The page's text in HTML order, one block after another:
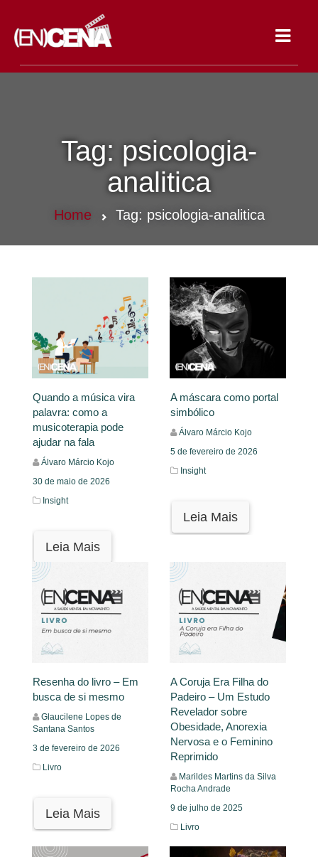
Tag: psicologia-
analitica
Home Tag: psicologia-analitica
Quando a música vira
palavra: como a
musicoterapia pode
ajudar na fala
Álvaro Márcio Kojo
30 de maio de 2026
Insight
Leia Mais
A máscara como portal
simbólico
Álvaro Márcio Kojo
5 de fevereiro de 2026
Insight
Leia Mais
Resenha do livro – Em
busca de si mesmo
Glaucilene Lopes de
Santana Santos
3 de fevereiro de 2026
Livro
Leia Mais
A Coruja Era Filha do
Padeiro – Um Estudo
Revelador sobre
Obesidade, Anorexia
Nervosa e o Feminino
Reprimido
Marildes Martins da Silva
Rocha Andrade
9 de julho de 2025
Livro